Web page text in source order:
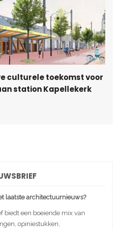
culturele toekomst voor
station Kapellekerk
laatste architectuurnieuws?
biedt een boeiende mix van
opiniestukken,